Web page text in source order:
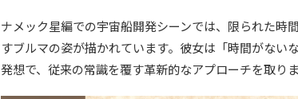
ナメック星編での宇宙船開発シーンでは、限られた時
すブルマの姿が描かれています。彼女は「時間がない
発想で、従来の常識を覆す革新的なアプローチを取りま